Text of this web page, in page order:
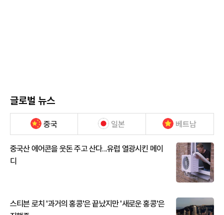
글로벌 뉴스
중국 일본 베트남
중국산 에어콘을 웃돈 주고 산다...유럽 열광시킨 메이
디
스티븐 로치 '과거의 홍콩'은 끝났지만 '새로운 홍콩'은